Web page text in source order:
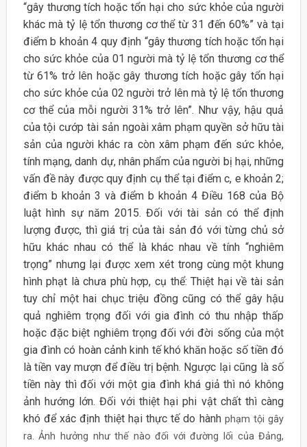
“gây thương tích hoặc tổn hại cho sức khỏe của người
khác mà tỷ lệ tổn thương cơ thể từ 31 đến 60%” và tại
điểm b khoản 4 quy định “gây thương tích hoặc tổn hại
cho sức khỏe của 01 người mà tỷ lệ tổn thương cơ thể
từ 61% trở lên hoặc gây thương tích hoặc gây tổn hại
cho sức khỏe của 02 người trở lên mà tỷ lệ tổn thương
cơ thể của mỗi người 31% trở lên”. Như vậy, hậu quả
của tội cướp tài sản ngoài xâm phạm quyền sở hữu tài
sản của người khác ra còn xâm phạm đến sức khỏe,
tính mạng, danh dự, nhân phẩm của người bị hại, những
vấn đề này được quy định cụ thể tại điểm c, e khoản 2;
điểm b khoản 3 và điểm b khoản 4 Điều 168 của Bộ
luật hình sự năm 2015. Đối với tài sản có thể định
lượng được, thì giá trị của tài sản đó với từng chủ sở
hữu khác nhau có thể là khác nhau về tính “nghiêm
trọng” nhưng lại được xem xét trong cùng một khung
hình phạt là chưa phù hợp, cụ thể: Thiệt hại về tài sản
tuy chỉ một hai chục triệu đồng cũng có thể gây hậu
quả nghiêm trọng đối với gia đình có thu nhập thấp
hoặc đặc biệt nghiêm trọng đối với đời sống của một
gia đình có hoàn cảnh kinh tế khó khăn hoặc số tiền đó
là tiền vay mượn để điều trị bệnh. Ngược lại cũng là số
tiền này thì đối với một gia đình khá giả thì nó không
ảnh hướng lớn. Đối với thiệt hại phi vật chất thì càng
khó để xác định thiệt hại thực tế do hành phạm tội gây
ra. Ảnh hưởng như thế nào đối với đường lối của Đảng,